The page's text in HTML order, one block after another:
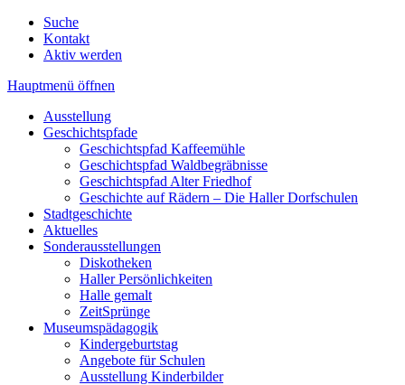
Suche
Kontakt
Aktiv werden
Hauptmenü öffnen
Ausstellung
Geschichtspfade
Geschichtspfad Kaffeemühle
Geschichtspfad Waldbegräbnisse
Geschichtspfad Alter Friedhof
Geschichte auf Rädern – Die Haller Dorfschulen
Stadtgeschichte
Aktuelles
Sonderausstellungen
Diskotheken
Haller Persönlichkeiten
Halle gemalt
ZeitSprünge
Museumspädagogik
Kindergeburtstag
Angebote für Schulen
Ausstellung Kinderbilder